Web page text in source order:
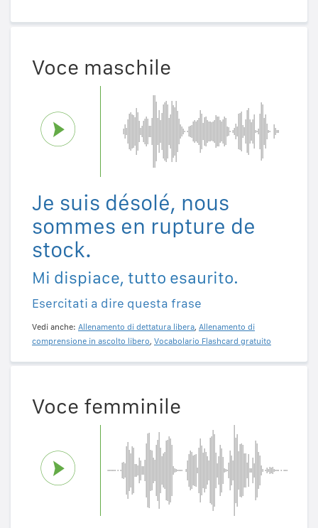
Voce maschile
Je suis désolé, nous
sommes en rupture de
stock.
Mi dispiace, tutto esaurito.
Esercitati a dire questa frase
Vedi anche: Allenamento di dettatura libera, Allenamento di
comprensione in ascolto libero, Vocabolario Flashcard gratuito
Voce femminile